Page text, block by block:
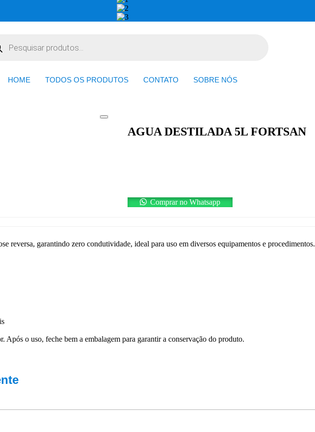
HOME TODOS OS PRODUTOS CONTATO SOBRE NÓS
AGUA DESTILADA 5L FORTSAN
Comprar no Whatsapp
reversa, garantindo zero condutividade, ideal para uso em diversos equipamentos e procedimentos.
Após o uso, feche bem a embalagem para garantir a conservação do produto.